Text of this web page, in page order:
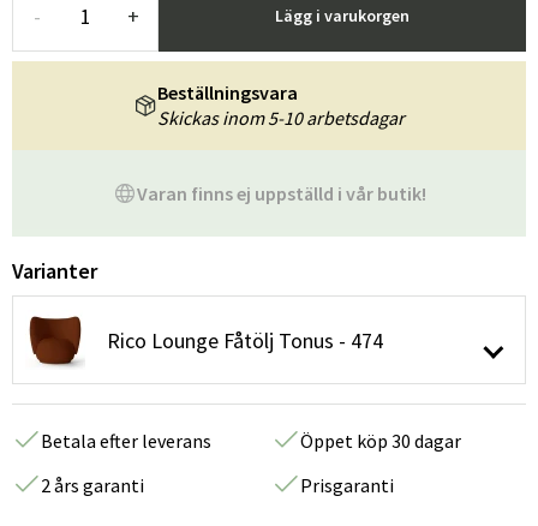
- + Lägg i varukorgen
Varan finns ej uppställd i vår butik!
Beställningsvara
Skickas inom 5-10 arbetsdagar
Varianter
Rico Lounge Fåtölj Tonus - 474
Betala efter leverans
Öppet köp 30 dagar
2 års garanti
Prisgaranti